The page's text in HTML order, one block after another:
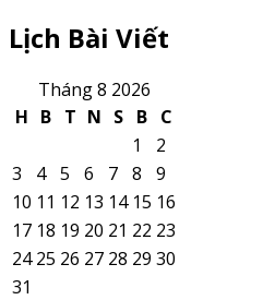
Lịch Bài Viết
Tháng 8 2026
H B T N S B C
1
2
3
4 5 6 7 8
9
10 11 12 13 14 15 16
17 18 19 20 21 22 23
24 25 26 27 28 29 30
31